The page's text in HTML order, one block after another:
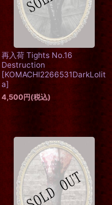
再入荷 Tights No.16
Destruction
[KOMACHI2266531DarkLolit
a]
4,500円(税込)